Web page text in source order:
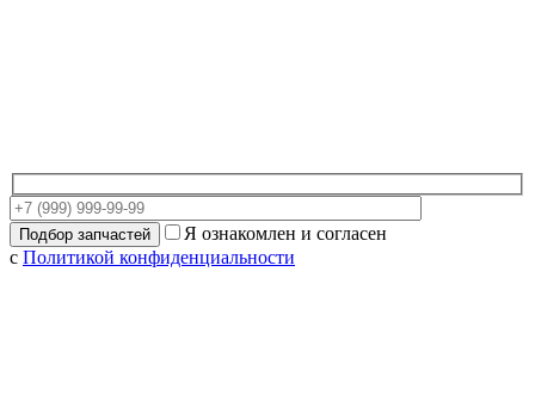
Я ознакомлен и согласен
с Политикой конфиденциальности